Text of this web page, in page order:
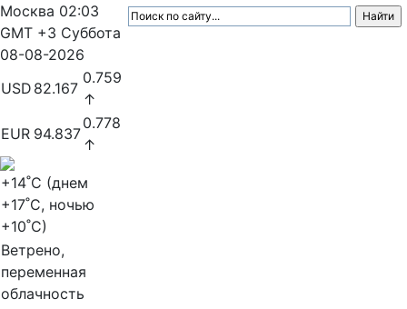
Москва 02:03
GMT +3 Суббота
08-08-2026
USD 82.167
0.759
↑
EUR 94.837
0.778
↑
+14˚C (днем
+17˚C, ночью
+10˚C)
Ветрено,
переменная
облачность